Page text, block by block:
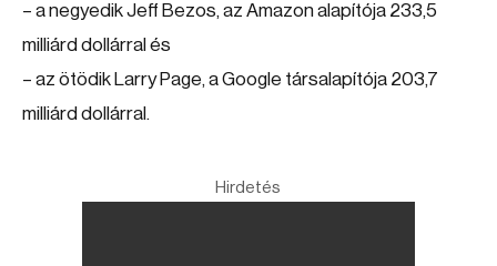
– a negyedik Jeff Bezos, az Amazon alapítója 233,5
milliárd dollárral és
– az ötödik Larry Page, a Google társalapítója 203,7
milliárd dollárral.
Hirdetés